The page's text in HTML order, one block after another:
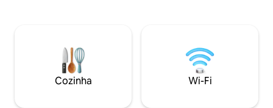
livre. O estacionamento interno possui
capacidade para 4 veículos. A casa está
equipada com um gerador e energia
solar. Muito bom!
Cozinha Wi-Fi